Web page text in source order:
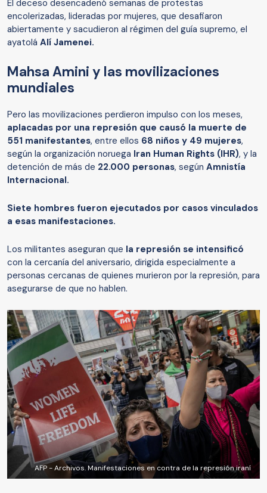
El deceso desencadenó semanas de protestas
encolerizadas, lideradas por mujeres, que desafiaron
abiertamente y sacudieron al régimen del guía supremo, el
ayatolá Alí Jamenei.
Mahsa Amini y las movilizaciones
mundiales
Pero las movilizaciones perdieron impulso con los meses,
aplacadas por una represión que causó la muerte de
551 manifestantes, entre ellos 68 niños y 49 mujeres,
según la organización noruega Iran Human Rights (IHR), y la
detención de más de 22.000 personas, según Amnistía
Internacional.
Siete hombres fueron ejecutados por casos vinculados
a esas manifestaciones.
Los militantes aseguran que la represión se intensificó
con la cercanía del aniversario, dirigida especialmente a
personas cercanas de quienes murieron por la represión, para
asegurarse de que no hablen.
AFP - Archivos. Manifestaciones en contra de la represión iraní